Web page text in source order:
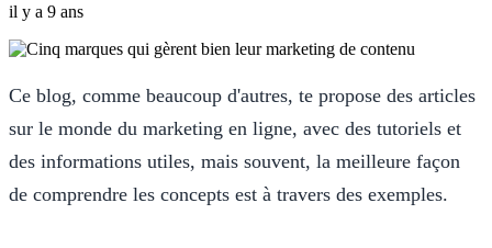
il y a 9 ans
Ce blog, comme beaucoup d'autres, te propose des articles
sur le monde du marketing en ligne, avec des tutoriels et
des informations utiles, mais souvent, la meilleure façon
de comprendre les concepts est à travers des exemples.